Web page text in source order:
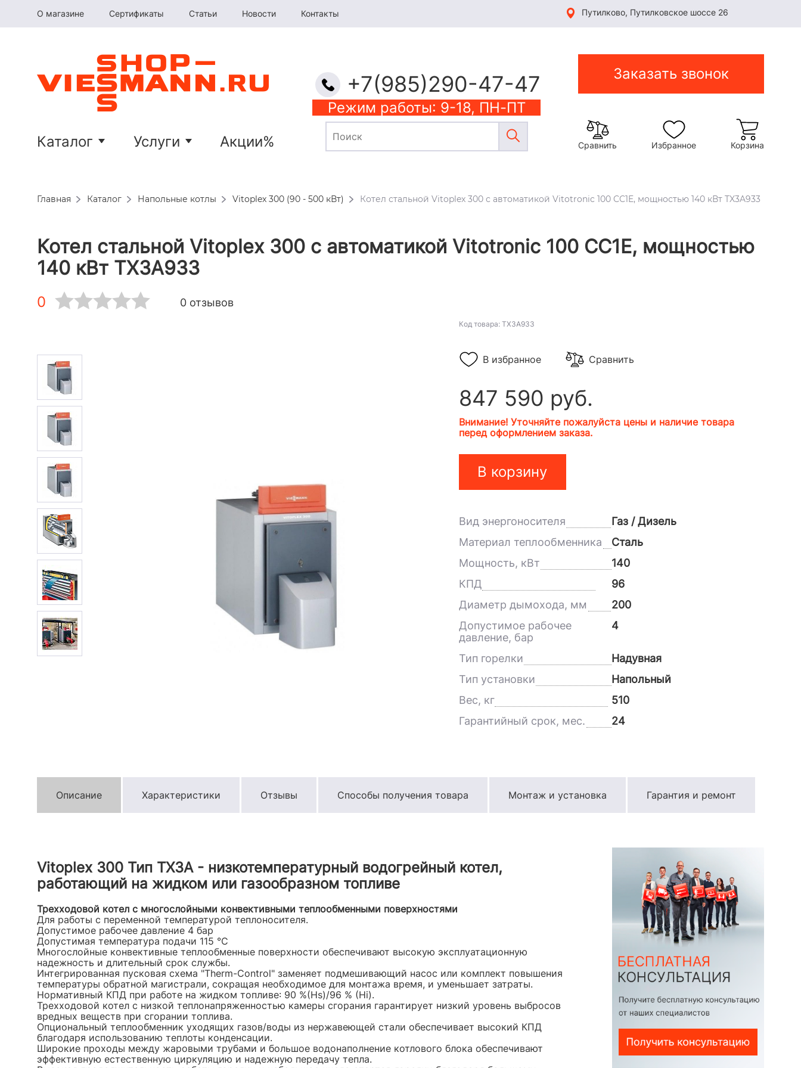
О магазине Сертификаты Статьи Новости Контакты Путилково, Путилковское шоссе 26
Каталог Услуги Акции%
+7(985)290-47-47
Режим работы: 9-18, ПН-ПТ
Заказать звонок
Сравнить Избранное Корзина
Главная Каталог Напольные котлы Vitoplex 300 (90 - 500 кВт) Котел стальной Vitoplex 300 с автоматикой Vitotronic 100 CC1E, мощностью 140 кВт TX3A933
Котел стальной Vitoplex 300 с автоматикой Vitotronic 100 CC1E, мощностью
140 кВт TX3A933
0 0 отзывов
Код товара: TX3A933
В избранное Сравнить
847 590 руб.
Внимание! Уточняйте пожалуйста цены и наличие товара
перед оформлением заказа.
В корзину
Вид энергоносителя
Газ / Дизель
Материал теплообменника
Сталь
Мощность, кВт
140
КПД
96
Диаметр дымохода, мм
200
Допустимое рабочее
давление, бар
4
Тип горелки
Надувная
Тип установки
Напольный
Вес, кг
510
Гарантийный срок, мес.
24
Описание Характеристики Отзывы Способы получения товара Монтаж и установка Гарантия и ремонт
Vitoplex 300 Тип TX3A - низкотемпературный водогрейный котел,
работающий на жидком или газообразном топливе
Трехходовой котел с многослойными конвективными теплообменными поверхностями
Для работы с переменной температурой теплоносителя.
Допустимое рабочее давление 4 бар
Допустимая температура подачи 115 °C
Многослойные конвективные теплообменные поверхности обеспечивают высокую эксплуатационную
надежность и длительный срок службы.
Интегрированная пусковая схема "Therm-Control" заменяет подмешивающий насос или комплект повышения
температуры обратной магистрали, сокращая необходимое для монтажа время, и уменьшает затраты.
Нормативный КПД при работе на жидком топливе: 90 %(Hs)/96 % (Hi).
Трехходовой котел с низкой теплонапряженностью камеры сгорания гарантирует низкий уровень выбросов
вредных веществ при сгорании топлива.
Опциональный теплообменник уходящих газов/воды из нержавеющей стали обеспечивает высокий КПД
благодаря использованию теплоты конденсации.
Широкие проходы между жаровыми трубами и большое водонаполнение котлового блока обеспечивают
эффективную естественную циркуляцию и надежную передачу тепла.